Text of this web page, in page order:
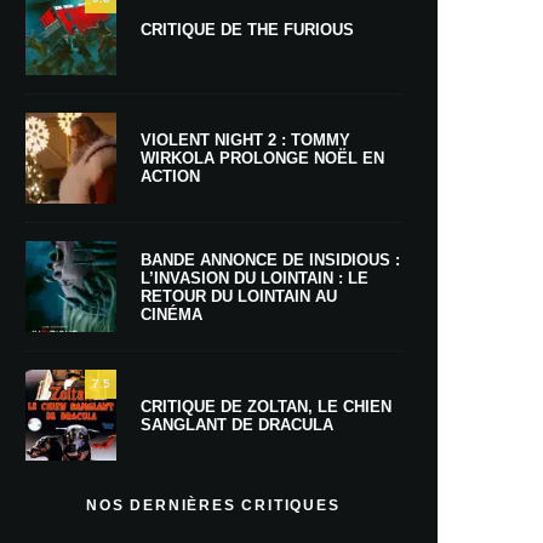
CRITIQUE DE THE FURIOUS
VIOLENT NIGHT 2 : TOMMY
WIRKOLA PROLONGE NOËL EN
ACTION
BANDE ANNONCE DE INSIDIOUS :
L’INVASION DU LOINTAIN : LE
RETOUR DU LOINTAIN AU
CINÉMA
7.5
CRITIQUE DE ZOLTAN, LE CHIEN
SANGLANT DE DRACULA
NOS DERNIÈRES CRITIQUES